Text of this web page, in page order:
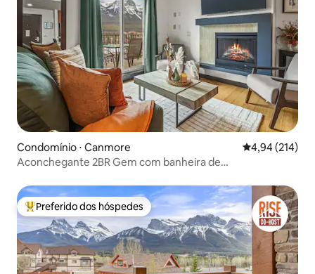
Condomínio ⋅ Canmore 4,94 de uma
4,94 (214)
Aconchegante 2BR Gem com banheira de
Entre os melhores preferidos dos hóspedes
Preferido dos hóspedes